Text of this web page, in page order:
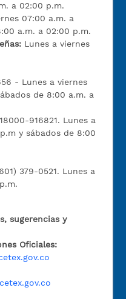
a 02:00 p.m.
07:00 a.m. a
a.m. a 02:00 p.m.
Lunes a viernes
- Lunes a viernes
de 8:00 a.m. a
916821. Lunes a
y sábados de 8:00
379-0521. Lunes a
sugerencias y
Oficiales: